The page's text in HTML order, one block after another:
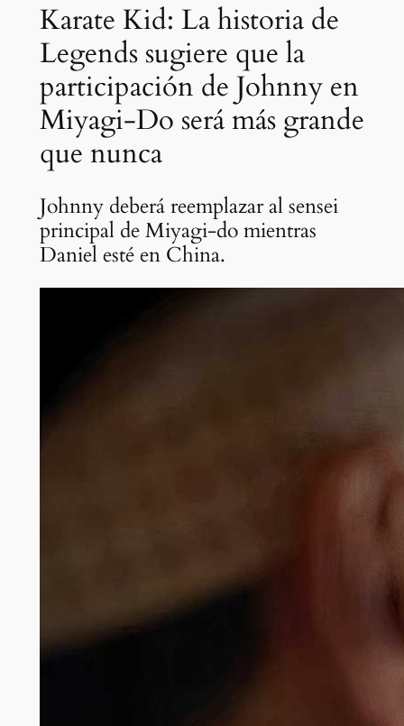
Karate Kid: La historia de
Legends sugiere que la
participación de Johnny en
Miyagi-Do será más grande
que nunca
Johnny deberá reemplazar al sensei
principal de Miyagi-do mientras
Daniel esté en China.